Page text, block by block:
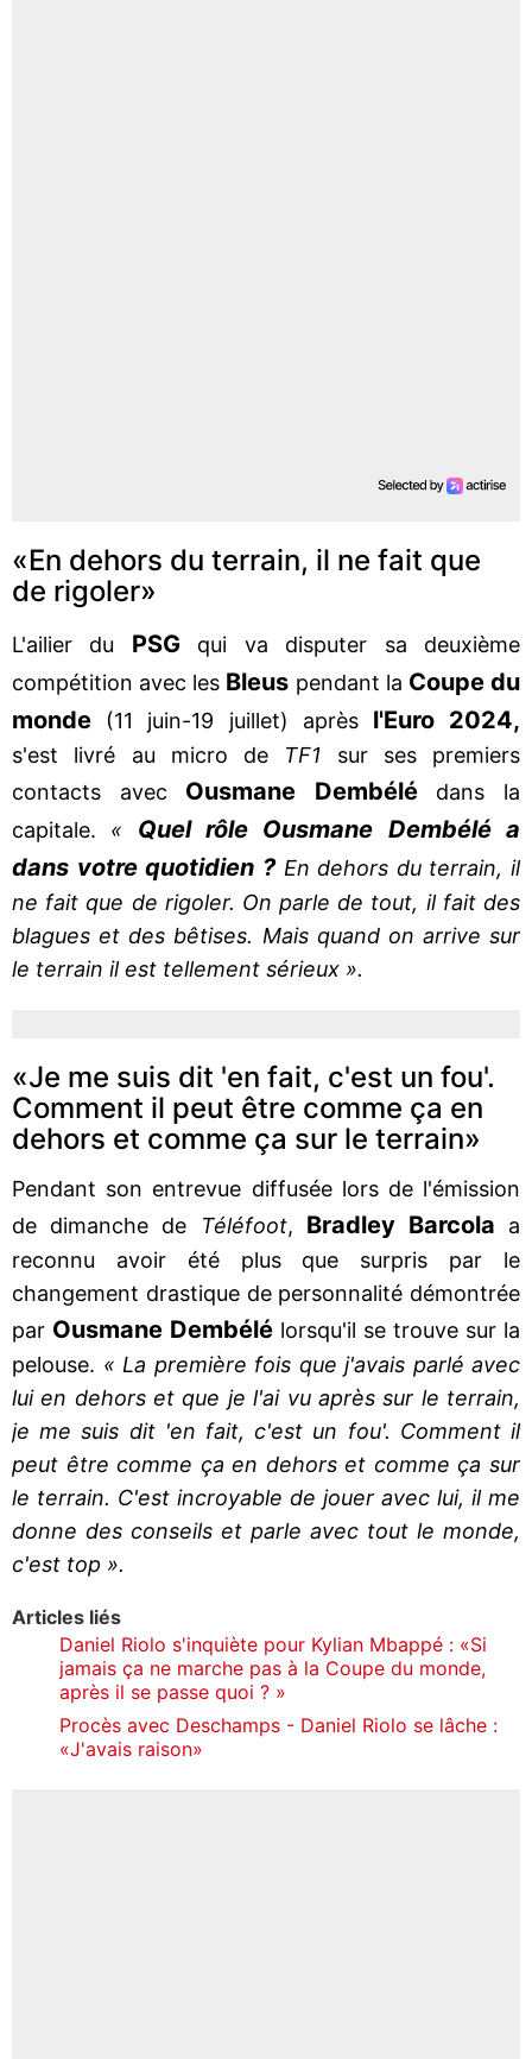
«En dehors du terrain, il ne fait que
de rigoler»
L'ailier du PSGqui va disputer sa deuxième
compétition avec les Bleus pendant la Coupe du
monde (11 juin-19 juillet) après l'Euro 2024,
s'est livré au micro de TF1 sur ses premiers
contacts avec Ousmane Dembélé dans la
capitale. «
Quel rôle Ousmane Dembélé a
dans votre quotidien ?En dehors du terrain, il
ne fait que de rigoler. On parle de tout, il fait des
blagues et des bêtises. Mais quand on arrive sur
le terrain il est tellement sérieux ».
«Je me suis dit 'en fait, c'est un fou'.
Comment il peut être comme ça en
dehors et comme ça sur le terrain»
Pendant son entrevue diffusée lors de l'émission
de dimanche de
Téléfoot, Bradley Barcola
a
reconnu avoir été plus que surpris par le
changement drastique de personnalité démontrée
par Ousmane Dembélé lorsqu'il se trouve sur la
pelouse. « La première fois que j'avais parlé avec
lui en dehors et que je l'ai vu après sur le terrain,
je me suis dit 'en fait, c'est un fou'. Comment il
peut être comme ça en dehors et comme ça sur
le terrain. C'est incroyable de jouer avec lui, il me
donne des conseils et parle avec tout le monde,
c'est top ».
Articles liés
Daniel Riolo s'inquiète pour Kylian Mbappé : «Si
jamais ça ne marche pas à la Coupe du monde,
après il se passe quoi ? »
Procès avec Deschamps - Daniel Riolo se lâche :
«J'avais raison»